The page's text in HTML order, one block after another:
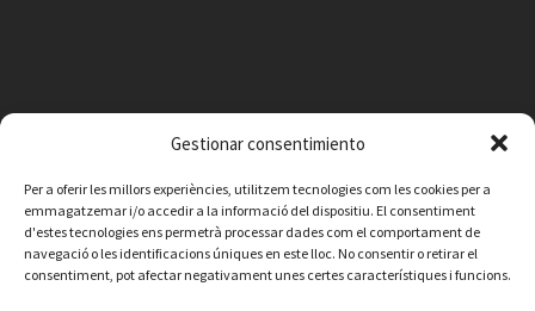
Gestionar consentimiento
Per a oferir les millors experiències, utilitzem tecnologies com les cookies per a
emmagatzemar i/o accedir a la informació del dispositiu. El consentiment
d'estes tecnologies ens permetrà processar dades com el comportament de
navegació o les identificacions úniques en este lloc. No consentir o retirar el
consentiment, pot afectar negativament unes certes característiques i funcions.